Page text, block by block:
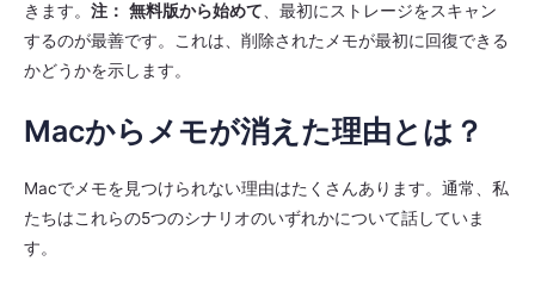
きます。 注： 無料版から始めて 、最初にストレージをスキャン
するのが最善です。これは、削除されたメモが最初に回復できる
かどうかを示します。
Macからメモが消えた理由とは？
Macでメモを見つけられない理由はたくさんあります。通常、私
たちはこれらの5つのシナリオのいずれかについて話していま
す。